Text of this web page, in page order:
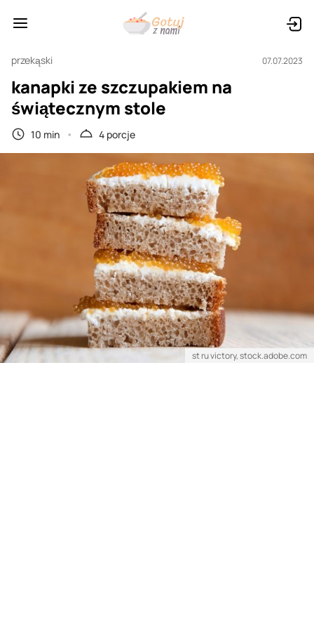
przekąski 07.07.2023
kanapki ze szczupakiem na
świątecznym stole
10 min 4 porcje
st ru victory, stock.adobe.com